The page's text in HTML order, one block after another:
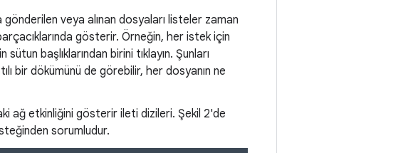
gönderilen veya alınan dosyaları listeler zaman
gösterir. Örneğin, her istek için
başlıklarından birini tıklayın. Şunları
bir dökümünü de görebilir, her dosyanın ne
ağ etkinliğini gösterir ileti dizileri. Şekil 2'de
sorumludur.